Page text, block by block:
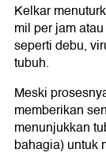
Kelkar
mil per jam
seperti debu,
tubuh.
Meski
memberikan
menunjukkan
bahagia) untuk